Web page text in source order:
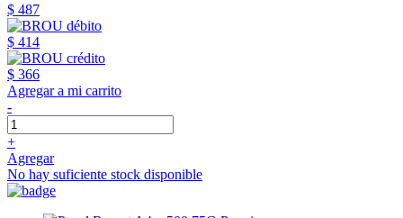
$ 487
$ 414
$ 366
Agregar a mi carrito
-
+
Agregar
No hay suficiente stock disponible